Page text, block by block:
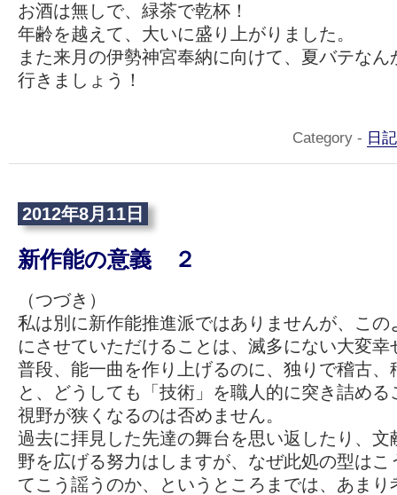
お酒は無しで、緑茶で乾杯！
年齢を越えて、大いに盛り上がりました。
また来月の伊勢神宮奉納に向けて、夏バテな
行きましょう！
Category - 日記
2012年8月11日
新作能の意義 ２
（つづき）
私は別に新作能推進派ではありませんが、この
にさせていただけることは、滅多にない大変幸
普段、能一曲を作り上げるのに、独りで稽古、
と、どうしても「技術」を職人的に突き詰め
視野が狭くなるのは否めません。
過去に拝見した先達の舞台を思い返したり、文
野を広げる努力はしますが、なぜ此処の型は
てこう謡うのか、というところまでは、あま